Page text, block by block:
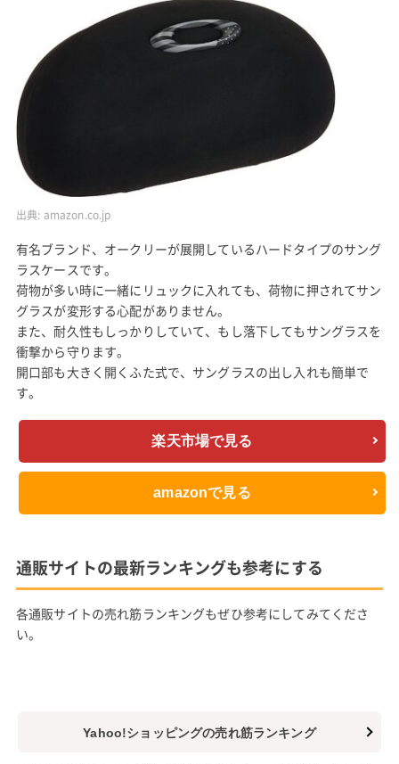
出典: amazon.co.jp
有名ブランド、オークリーが展開しているハードタイプのサング
ラスケースです。
荷物が多い時に一緒にリュックに入れても、荷物に押されてサン
グラスが変形する心配がありません。
また、耐久性もしっかりしていて、もし落下してもサングラスを
衝撃から守ります。
開口部も大きく開くふた式で、サングラスの出し入れも簡単で
す。
楽天市場で見る
amazonで見る
通販サイトの最新ランキングも参考にする
各通販サイトの売れ筋ランキングもぜひ参考にしてみてくださ
い。
Yahoo!ショッピングの売れ筋ランキング